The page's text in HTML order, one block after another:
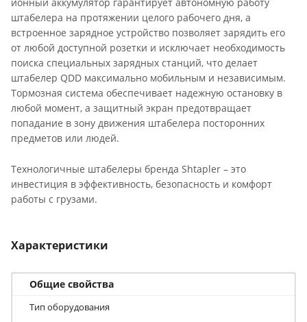
штабелера на протяжении целого рабочего дня, а
встроенное зарядное устройство позволяет зарядить его
от любой доступной розетки и исключает необходимость
поиска специальных зарядных станций, что делает
штабелер QDD максимально мобильным и независимым.
Тормозная система обеспечивает надежную остановку в
любой момент, а защитный экран предотвращает
попадание в зону движения штабелера посторонних
предметов или людей.
Технологичные штабелеры бренда Shtapler – это
инвестиция в эффективность, безопасность и комфорт
работы с грузами.
Характеристики
Общие свойства
Тип оборудования